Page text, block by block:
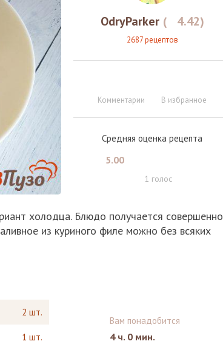
OdryParker ( 4.42)
2687 рецептов
Комментарии В избранное
Средняя оценка рецепта
5.00
1 голос
холодца. Блюдо получается совершенно
из куриного филе можно без всяких
2 шт.
1 шт.
Вам понадобится
4 ч. 0 мин.